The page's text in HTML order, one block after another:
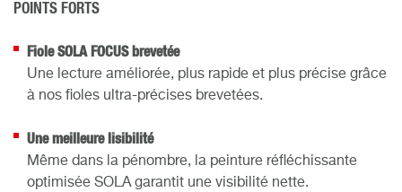
POINTS FORTS
Fiole SOLA FOCUS brevetée
Une lecture améliorée, plus rapide et plus précise grâce
à nos fioles ultra-précises brevetées.
Une meilleure lisibilité
Même dans la pénombre, la peinture réfléchissante
optimisée SOLA garantit une visibilité nette.